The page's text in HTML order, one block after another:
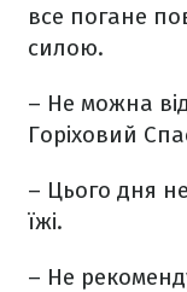
все погане
силою.
– Не можна
Горіховий
– Цього дня
їжі.
– Не